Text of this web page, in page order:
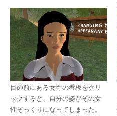
目の前にある女性の看板をクリ
ックすると、自分の姿がその女
性そっくりになってしまった。